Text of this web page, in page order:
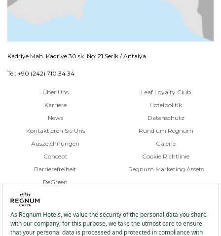
Kadriye Mah. Kadriye 30 sk. No: 21 Serik / Antalya
Tel: +90 (242) 710 34 34
Über Uns
Karriere
News
Kontaktieren Sie Uns
Auszeichnungen
Concept
Barrierefreiheit
ReGreen
Leaf Loyalty Club
Hotelpolitik
Datenschutz
Rund um Regnum
Galerie
Cookie Richtlinie
Regnum Marketing Assets